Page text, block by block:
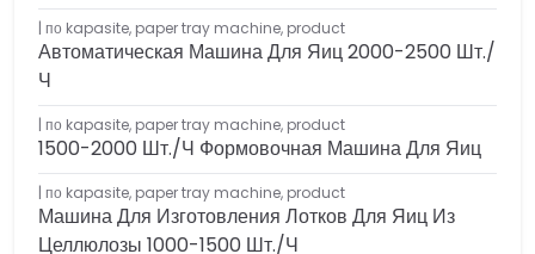
по kapasite, paper tray machine, product
Автоматическая Машина Для Яиц 2000-2500 Шт./
Ч
по kapasite, paper tray machine, product
1500-2000 Шт./ч Формовочная Машина Для Яиц
по kapasite, paper tray machine, product
Машина Для Изготовления Лотков Для Яиц Из
Целлюлозы 1000-1500 Шт./ч